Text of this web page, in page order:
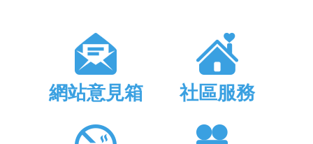
網站意見箱 社區服務